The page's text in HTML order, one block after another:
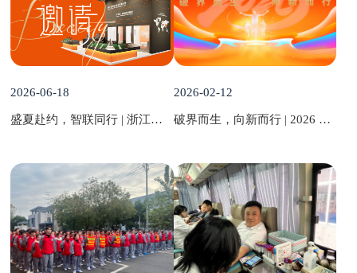
2026-06-18
盛夏赴约，智联同行 | 浙江君浩电子诚挚邀约， 共赴 2026 慕尼黑上海电子展
2026-02-12
破界而生，向新而行 | 2026 君浩电子年终晚会，我们这样 “燃” 动全场